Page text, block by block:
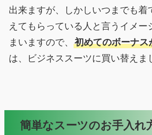
出来ますが、しかしいつまでも着
えてもらっている人と言うイメー
まいますので、 初めてのボーナス
は、ビジネススーツに買い替えま
簡単なスーツのお手入れ